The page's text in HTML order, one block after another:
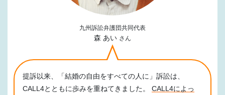
九州訴訟弁護団共同代表
森 あい さん
提訴以来、「結婚の自由をすべての人に」訴訟は、
CALL4とともに歩みを重ねてきました。 CALL4によっ